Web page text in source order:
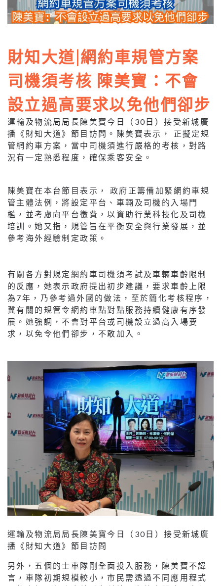
財知大道|網約車規管方案
司機須考核 陳美寶：不會
設立過高要求以免他們卻步
運輸及物流局局長陳美寶今日（30日）接受新城廣
播《財知大道》節目訪問。陳美寶表示， 正擬定規
管網約車方案，當中司機須進行嚴格的考核，對路
況有一定熟悉程度，確保乘客安全。
陳美寶在本台節目表示， 政府正籌備加緊網約車規
管主體法例，將設定平台、車輛及司機的入場門
檻，並考慮向平台徵費，以資助行業科技化及司機
培訓。她又指，規管旨在平衡安全與行業發展，並
參考海外經驗制定政策。
有關各方對規定網約車司機須考試及車輛車齡限制
的反應，她表示政府提出初步建議，要求車齡上限
為7年，乃參考過外國的做法，至於簡化考核程序，
冀有關的規管令網約車點對點服務持續健康有序發
展。她強調，不會對平台或司機設立過高入場要
求，以免令他們卻步，不敢加入。
運輸及物流局局長陳美寶今日（30日）接受新城廣
播《財知大道》節目訪問
另外，五個的士車隊剛全面投入服務，陳美寶不諱
言，車隊初期規模較小，市民需透過不同應用程式